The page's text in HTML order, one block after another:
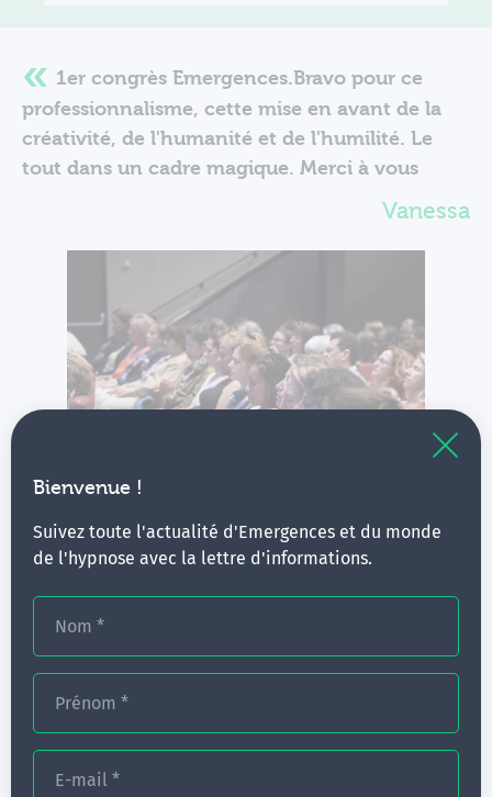
Bienvenue !
Suivez toute l'actualité d'Emergences et du monde
de l'hypnose avec la lettre d'informations.
Nom *
Prénom *
E-mail *
1er congrès Emergences.Bravo pour ce
professionnalisme, cette mise en avant de la
créativité, de l'humanité et de l'humilité. Le
tout dans un cadre magique. Merci à vous
Vanessa